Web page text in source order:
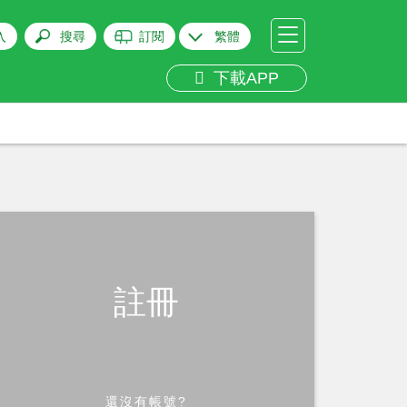
搜尋 訂閱 繁體
下載APP
註冊
還沒有帳號?